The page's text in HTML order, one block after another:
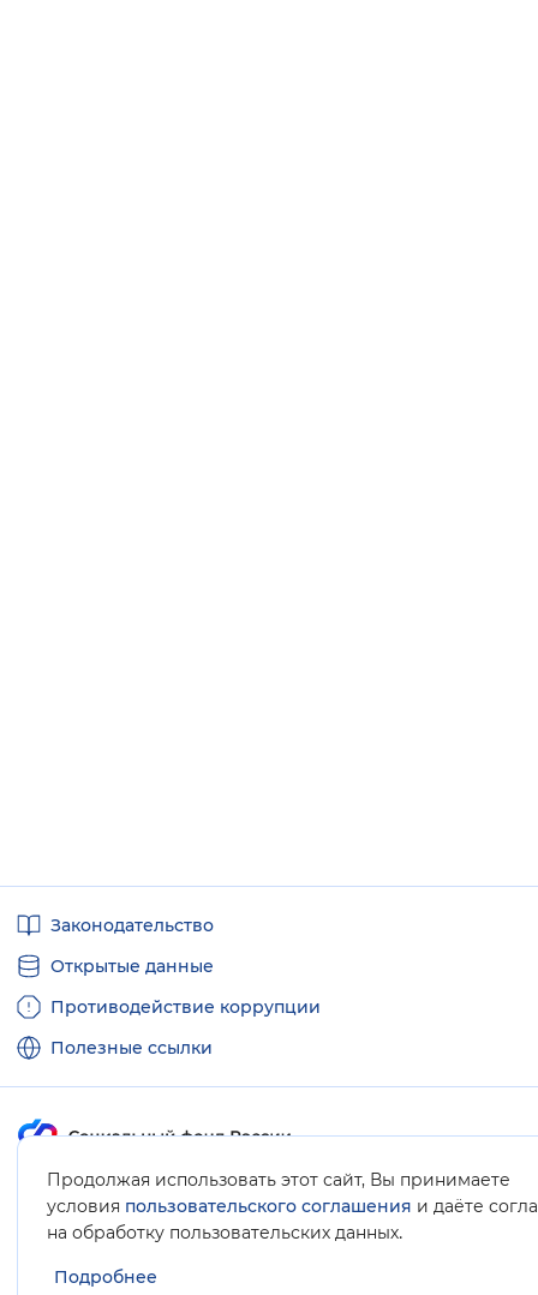
Продолжая использовать этот сайт, Вы принимаете
условия пользовательского соглашения и даёте
на обработку пользовательских данных.
Подробнее
ссылкиЗаконодательство
Открытые данные
Противодействие коррупции
Полезные ссылки
Карта сайта